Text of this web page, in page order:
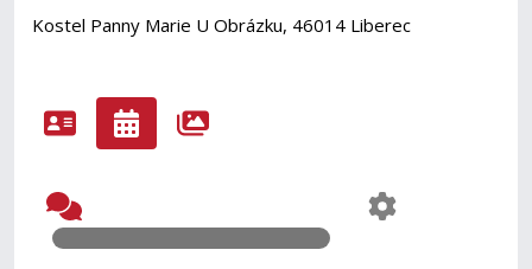
Kostel Panny Marie U Obrázku, 46014 Liberec